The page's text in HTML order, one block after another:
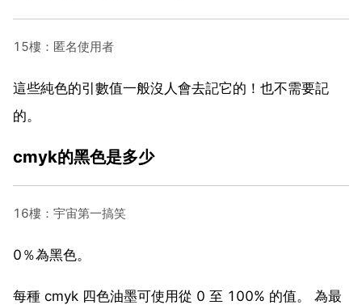
15樓：匿名使用者
這些純色的引數值一般沒人會去記它的！也不需要記
的。
cmyk的黑色是多少
16樓：宇宙第一搞笑
0％為黑色。
每種 cmyk 四色油墨可使用從 0 至 100% 的值。 為最